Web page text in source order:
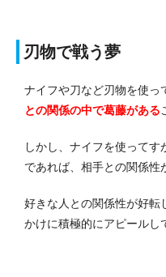
刃物で戦う夢
ナイフや刀など刃物を使っ
との関係の中で葛藤がある
しかし、ナイフを使って
であれば、相手との関係性
好きな人との関係性が好転
かけに積極的にアピールし